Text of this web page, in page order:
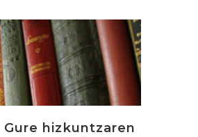
Gure hizkuntzaren